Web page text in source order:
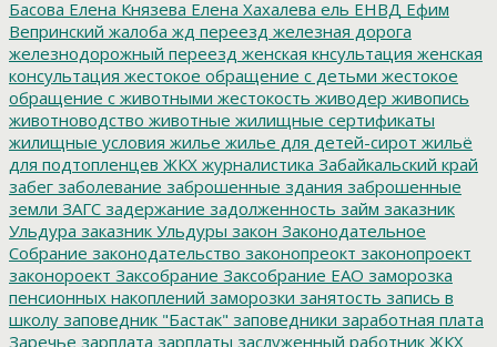
Басова Елена Князева Елена Хахалева ель ЕНВД Ефим
Вепринский жалоба жд переезд железная дорога
железнодорожный переезд женская кнсультация женская
консультация жестокое обращение с детьми жестокое
обращение с животными жестокость живодер живопись
животноводство животные жилищные сертификаты
жилищные условия жилье жилье для детей-сирот жильё
для подтопленцев ЖКХ журналистика Забайкальский край
забег заболевание заброшенные здания заброшенные
земли ЗАГС задержание задолженность займ заказник
Ульдура заказник Ульдуры закон Законодательное
Собрание законодательство законопреокт законопроект
законороект Заксобрание Заксобрание ЕАО заморозка
пенсионных накоплений заморозки занятость запись в
школу заповедник "Бастак" заповедники заработная плата
Заречье зарплата зарплаты заслуженный работник ЖКХ